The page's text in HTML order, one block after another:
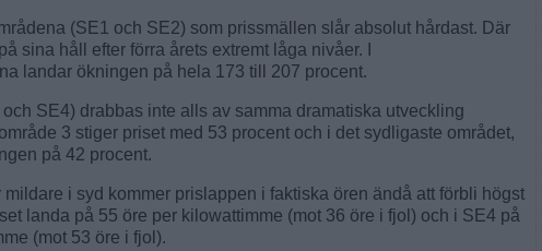
(SE1 och SE2) som prissmällen slår absolut hårdast. Där
sina håll efter förra årets extremt låga nivåer. I
landar ökningen på hela 173 till 207 procent.
SE4) drabbas inte alls av samma dramatiska utveckling
3 stiger priset med 53 procent och i det sydligaste området,
på 42 procent.
mildare i syd kommer prislappen i faktiska ören ändå att förbli högst
landa på 55 öre per kilowattimme (mot 36 öre i fjol) och i SE4 på
(mot 53 öre i fjol).